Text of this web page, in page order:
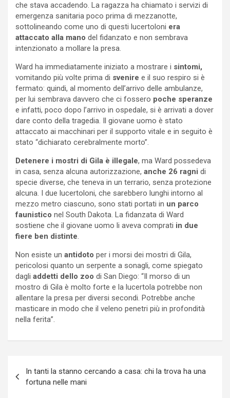
che stava accadendo. La ragazza ha chiamato i servizi di
emergenza sanitaria poco prima di mezzanotte,
sottolineando come uno di questi lucertoloni era
attaccato alla mano del fidanzato e non sembrava
intenzionato a mollare la presa.
Ward ha immediatamente iniziato a mostrare i sintomi,
vomitando più volte prima di svenire e il suo respiro si è
fermato: quindi, al momento dell’arrivo delle ambulanze,
per lui sembrava davvero che ci fossero poche speranze
e infatti, poco dopo l’arrivo in ospedale, si è arrivati a dover
dare conto della tragedia. Il giovane uomo è stato
attaccato ai macchinari per il supporto vitale e in seguito è
stato “dichiarato cerebralmente morto”.
Detenere i mostri di Gila è illegale, ma Ward possedeva
in casa, senza alcuna autorizzazione, anche 26 ragni di
specie diverse, che teneva in un terrario, senza protezione
alcuna. I due lucertoloni, che sarebbero lunghi intorno al
mezzo metro ciascuno, sono stati portati in un parco
faunistico nel South Dakota. La fidanzata di Ward
sostiene che il giovane uomo li aveva comprati in due
fiere ben distinte.
Non esiste un antidoto per i morsi dei mostri di Gila,
pericolosi quanto un serpente a sonagli, come spiegato
dagli addetti dello zoo di San Diego: “Il morso di un
mostro di Gila è molto forte e la lucertola potrebbe non
allentare la presa per diversi secondi. Potrebbe anche
masticare in modo che il veleno penetri più in profondità
nella ferita”.
articoli
In tanti la stanno cercando a casa: chi la trova ha una
fortuna nelle mani